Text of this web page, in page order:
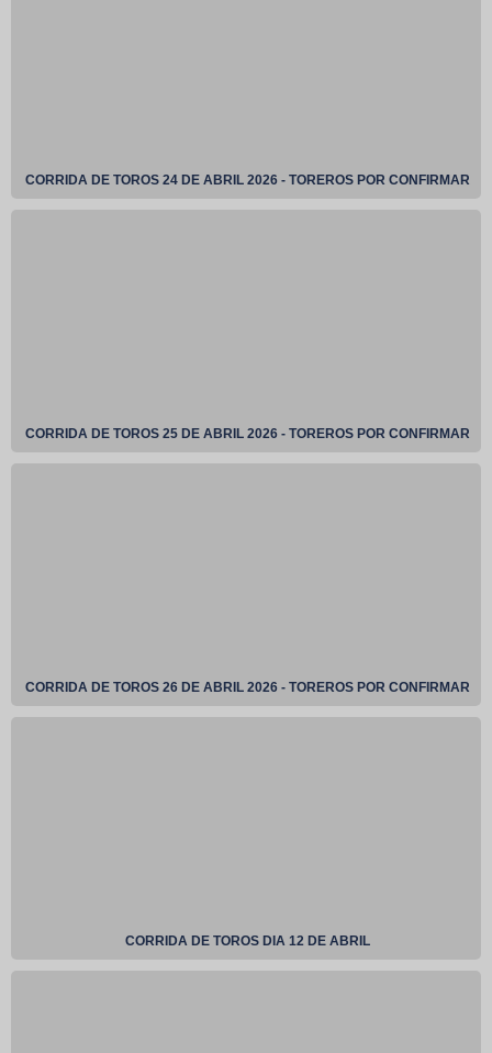
CORRIDA DE TOROS 24 DE ABRIL 2026 - TOREROS POR CONFIRMAR
CORRIDA DE TOROS 25 DE ABRIL 2026 - TOREROS POR CONFIRMAR
CORRIDA DE TOROS 26 DE ABRIL 2026 - TOREROS POR CONFIRMAR
CORRIDA DE TOROS DIA 12 DE ABRIL